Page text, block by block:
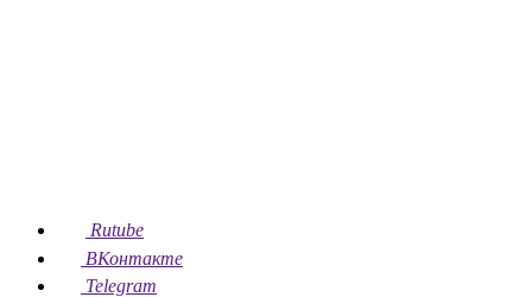
Rutube
ВКонтакте
Telegram